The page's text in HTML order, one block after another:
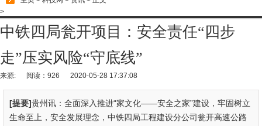
>
中铁四局瓮开项目：安全责任“四步
走”压实风险“守底线”
来源: 阅读：926 2020-05-28 17:37:08
[提要]贵州讯：全面深入推进“家文化——安全之家”建设，牢固树立
生命至上，安全发展理念，中铁四局工程建设分公司瓮开高速公路